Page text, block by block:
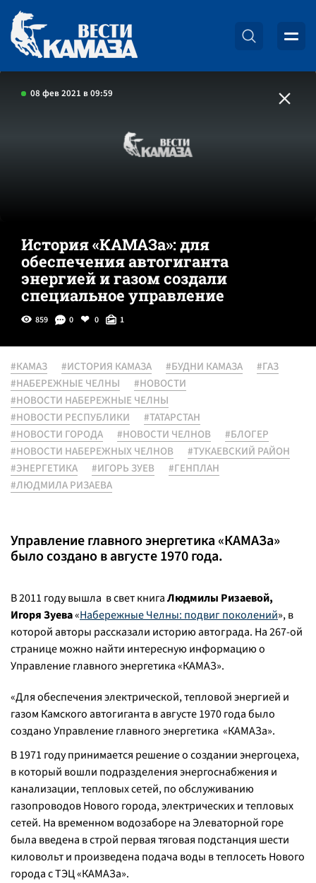
08 фев 2021 в 09:59
История «КАМАЗа»: для
обеспечения автогиганта
энергией и газом создали
специальное управление
859 0 0 1
#КАМАЗ #ИСТОРИЯ КАМАЗА #БУДНИ КАМАЗА
#ГАЗ
#НАБЕРЕЖНЫЕ ЧЕЛНЫ
#НОВОСТИ
#НОВОСТИ НАБЕРЕЖНЫЕ ЧЕЛНЫ
#НОВОСТИ РЕСПУБЛИКИ
#ТАТАРСТАН
#НОВОСТИ ГОРОДА
#НОВОСТИ ЧЕЛНОВ
#БЛОГЕР
#НОВОСТИ НАБЕРЕЖНЫХ ЧЕЛНОВ
#ТУКАЕВСКИЙ РАЙОН
#ЭНЕРГЕТИКА
#ИГОРЬ ЗУЕВ
#ГЕНПЛАН
#ЛЮДМИЛА РИЗАЕВА
Управление главного энергетика «КАМАЗа»
было создано в августе 1970 года.
В 2011 году вышла в свет книгаЛюдмилы Ризаевой,
Игоря Зуева«Набережные Челны: подвиг поколений», в
которой авторы рассказали историю автограда. На 267-ой
странице можно найти интересную информацию о
Управление главного энергетика «КАМАЗ».
«Для обеспечения электрической, тепловой энергией и
газом Камского автогиганта в августе 1970 года было
создано Управление главного энергетика «КАМАЗа».
В 1971 году принимается решение о создании энергоцеха,
в который вошли подразделения энергоснабжения и
канализации, тепловых сетей, по обслуживанию
газопроводов Нового города, электрических и тепловых
сетей. На временном водозаборе на Элеваторной горе
была введена в строй первая тяговая подстанция шести
киловольт и произведена подача воды в теплосеть Нового
города с ТЭЦ «КАМАЗа».